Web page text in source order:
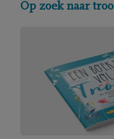
Op zoek naar